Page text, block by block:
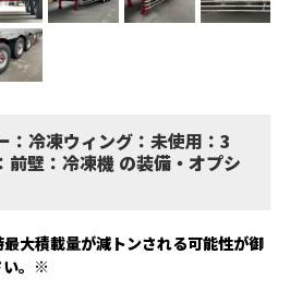
：冷凍ウィング：未使用：3
前壁：冷凍機 の装備・オプシ
大積載量が減トンされる可能性が御
い。※